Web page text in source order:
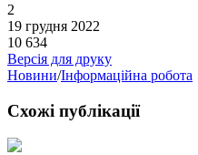
2
19 грудня 2022
10 634
Версія для друку
Новини/Інформаційна робота
Схожі публікації